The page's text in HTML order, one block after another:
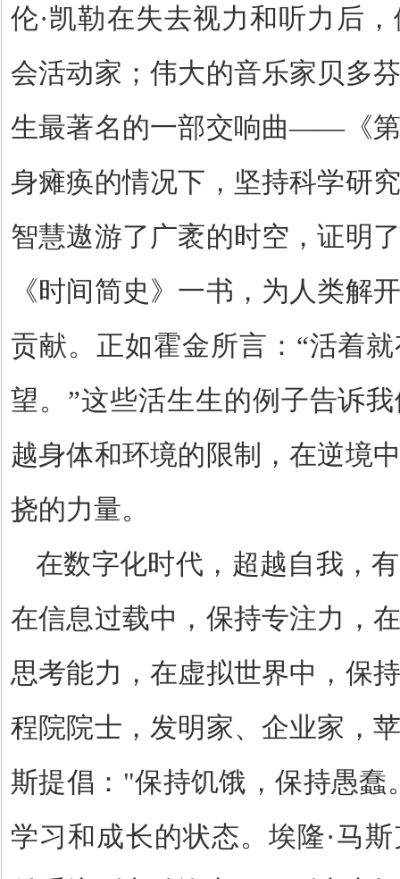
伦·凯勒在失去视力和听力后
会活动家；伟大的音乐家贝多
生最著名的一部交响曲——《
身瘫痪的情况下，坚持科学研
智慧遨游了广袤的时空，证明
《时间简史》一书，为人类解
贡献。正如霍金所言： “活着
望。 ”这些活生生的例子告诉
越身体和环境的限制，在逆境
挠的力量。
在数字化时代，超越自我，
在信息过载中，保持专注力，
思考能力，在虚拟世界中，保
程院院士，发明家、企业家，
斯提倡： "保持饥饿，保持愚蠢
学习和成长的状态。埃隆·马